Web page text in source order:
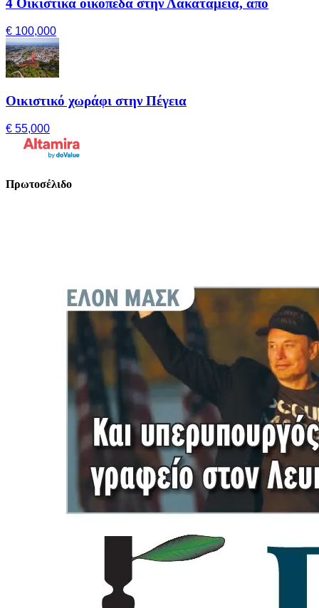
4 Οικιστικά οικόπεδα στην Λακατάμεια, από
€ 100,000
Οικιστικό χωράφι στην Πέγεια
€ 55,000
Πρωτοσέλιδο